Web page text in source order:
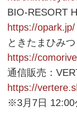
BIO-RESORT
https://opark.jp/
ときたまひみ
https://
通信販売：
https://
※3月7日 12:00